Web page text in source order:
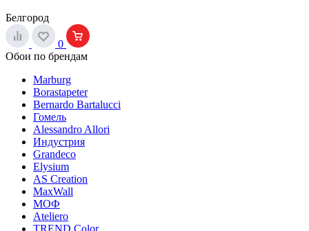
Белгород
0
Обои по брендам
Marburg
Borastapeter
Bernardo Bartalucci
Гомель
Alessandro Allori
Индустрия
Grandeco
Elysium
AS Creation
MaxWall
МОФ
Ateliero